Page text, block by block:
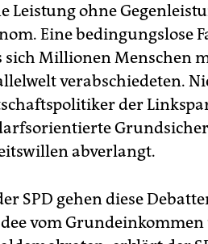
Leistung ohne
Eine
sich Millionen Menschen
verabschiedeten.
der
abverlangt.
SPD gehen diese
vom